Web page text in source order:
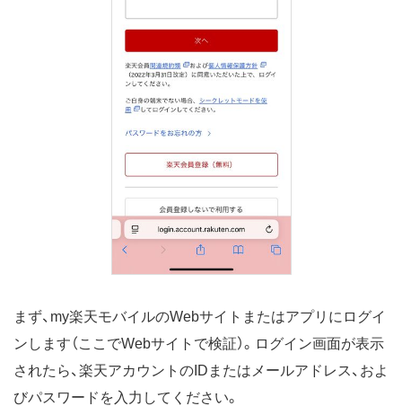
まず、my楽天モバイルのWebサイトまたはアプリにログイ
ンします（ここでWebサイトで検証）。ログイン画面が表示
されたら、楽天アカウントのIDまたはメールアドレス、およ
びパスワードを入力してください。